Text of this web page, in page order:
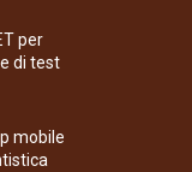
per
di test
mobile